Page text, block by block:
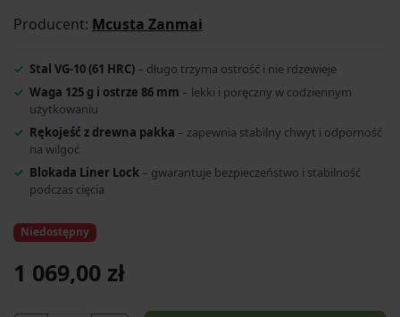
Producent: Mcusta Zanmai
Stal VG-10 (61 HRC) – długo trzyma ostrość i nie rdzewieje
Waga 125 g i ostrze 86 mm – lekki i poręczny w codziennym
użytkowaniu
Rękojeść z drewna pakka – zapewnia stabilny chwyt i odporność
na wilgoć
Blokada Liner Lock – gwarantuje bezpieczeństwo i stabilność
podczas cięcia
Niedostępny
1 069,00 zł